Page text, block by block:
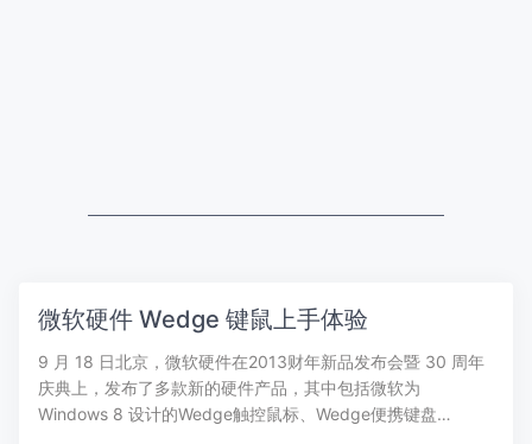
微软硬件 Wedge 键鼠上手体验
9 月 18 日北京，微软硬件在2013财年新品发布会暨 30 周年
庆典上，发布了多款新的硬件产品，其中包括微软为
Windows 8 设计的Wedge触控鼠标、Wedge便携键盘…